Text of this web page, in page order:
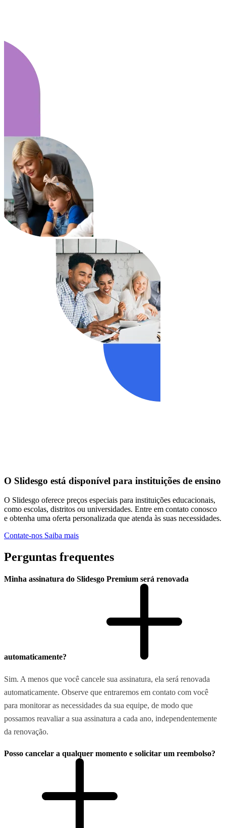
O Slidesgo está disponível para instituições de ensino
O Slidesgo oferece preços especiais para instituições educacionais,
como escolas, distritos ou universidades. Entre em contato conosco
e obtenha uma oferta personalizada que atenda às suas necessidades.
Contate-nos Saiba mais
Perguntas frequentes
Minha assinatura do Slidesgo Premium será renovada
automaticamente?
Sim. A menos que você cancele sua assinatura, ela será renovada
automaticamente. Observe que entraremos em contato com você
para monitorar as necessidades da sua equipe, de modo que
possamos reavaliar a sua assinatura a cada ano, independentemente
da renovação.
Posso cancelar a qualquer momento e solicitar um reembolso?